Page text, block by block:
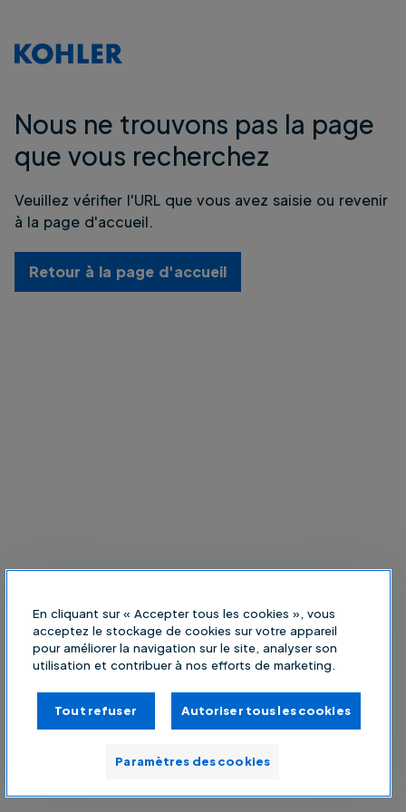
Nous ne trouvons pas la page
que vous recherchez
Veuillez vérifier l'URL que vous avez saisie ou revenir
à la page d'accueil.
Retour à la page d'accueil
En cliquant sur « Accepter tous les cookies », vous
acceptez le stockage de cookies sur votre appareil
pour améliorer la navigation sur le site, analyser son
utilisation et contribuer à nos efforts de marketing.
Tout refuser Autoriser tous les cookies
Paramètres des cookies